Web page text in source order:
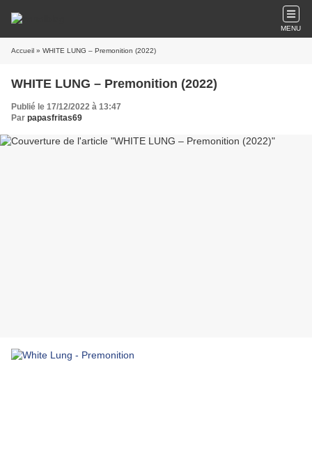
MENU
Accueil » WHITE LUNG – Premonition (2022)
WHITE LUNG – Premonition (2022)
Publié le 17/12/2022 à 13:47
Par papasfritas69